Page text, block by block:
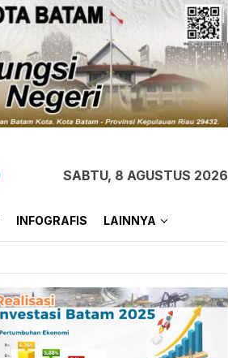
SABTU, 8 AGUSTUS 2026
INFOGRAFIS LAINNYA